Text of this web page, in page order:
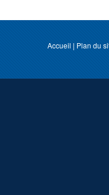
Accueil | Plan du